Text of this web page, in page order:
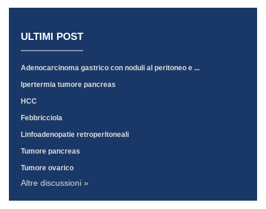
ULTIMI POST
Adenocarcinoma gastrico con noduli al peritoneo e ...
Ipertermia tumore pancreas
HCC
Febbricciola
Linfoadenopatie retroperitoneali
Tumore pancreas
Tumore ovarico
Altre discussioni »